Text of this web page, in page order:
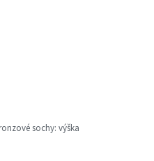
sochy: výška